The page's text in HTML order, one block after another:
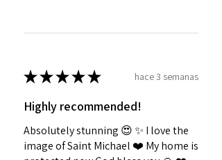
★★★★★ hace 3 semanas
Highly recommended!
Absolutely stunning 😍 ✨️ I love the
image of Saint Michael ❤️ My home is